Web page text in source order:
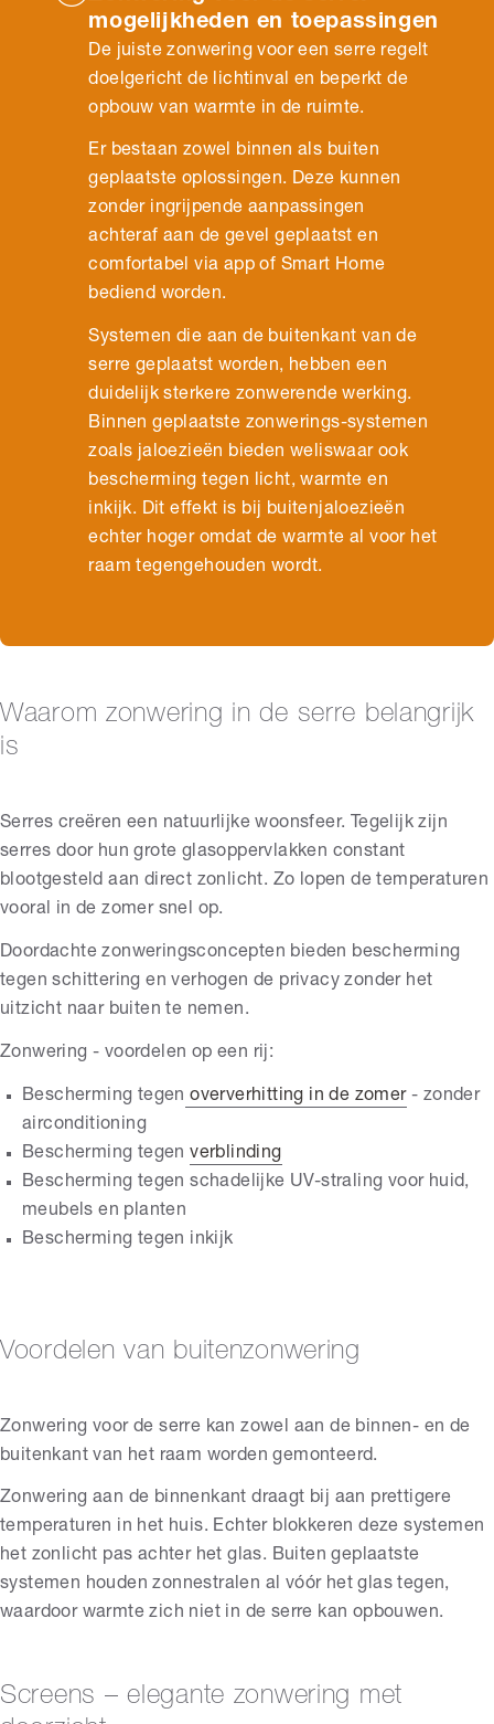
mogelijkheden en toepassingen
De juiste zonwering voor een serre regelt
doelgericht de lichtinval en beperkt de
opbouw van warmte in de ruimte.
Er bestaan zowel binnen als buiten
geplaatste oplossingen. Deze kunnen
zonder ingrijpende aanpassingen
achteraf aan de gevel geplaatst en
comfortabel via app of Smart Home
bediend worden.
Systemen die aan de buitenkant van de
serre geplaatst worden, hebben een
duidelijk sterkere zonwerende werking.
Binnen geplaatste zonwerings-systemen
zoals jaloezieën bieden weliswaar ook
bescherming tegen licht, warmte en
inkijk. Dit effekt is bij buitenjaloezieën
echter hoger omdat de warmte al voor het
raam tegengehouden wordt.
Waarom zonwering in de serre belangrijk
is
Serres creëren een natuurlijke woonsfeer. Tegelijk zijn
serres door hun grote glasoppervlakken constant
blootgesteld aan direct zonlicht. Zo lopen de temperaturen
vooral in de zomer snel op.
Doordachte zonweringsconcepten bieden bescherming
tegen schittering en verhogen de privacy zonder het
uitzicht naar buiten te nemen.
Zonwering - voordelen op een rij:
Bescherming tegen oververhitting in de zomer- zonder
airconditioning
Bescherming tegenverblinding
Bescherming tegen schadelijke UV-straling voor huid,
meubels en planten
Bescherming tegen inkijk
Voordelen van buitenzonwering
Zonwering voor de serre kan zowel aan de binnen- en de
buitenkant van het raam worden gemonteerd.
Zonwering aan de binnenkant draagt bij aan prettigere
temperaturen in het huis. Echter blokkeren deze systemen
het zonlicht pas achter het glas. Buiten geplaatste
systemen houden zonnestralen al vóór het glas tegen,
waardoor warmte zich niet in de serre kan opbouwen.
Screens – elegante zonwering met